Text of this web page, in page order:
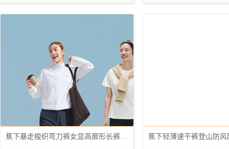
蕉下暴走梭织弯刀裤女显高廓形长裤香蕉裤